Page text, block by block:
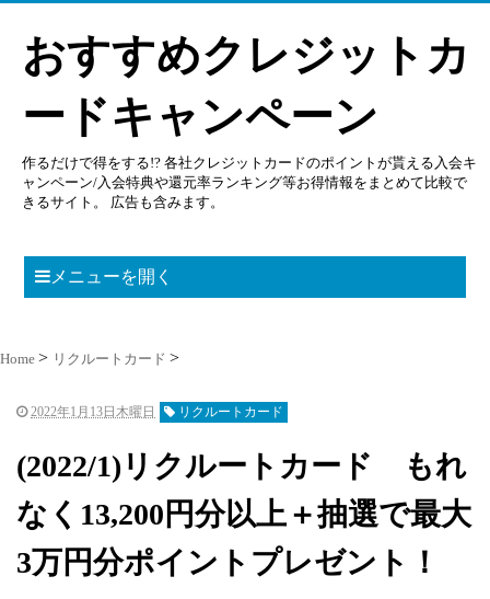
おすすめクレジットカ
ードキャンペーン
作るだけで得をする!? 各社クレジットカードのポイントが貰える入会キ
ャンペーン/入会特典や還元率ランキング等お得情報をまとめて比較で
きるサイト。 広告も含みます。
メニューを開く
Home リクルートカード
2022年1月13日木曜日 リクルートカード
(2022/1)リクルートカード もれ
なく13,200円分以上＋抽選で最大
3万円分ポイントプレゼント！